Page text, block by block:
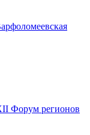
Форум регионов